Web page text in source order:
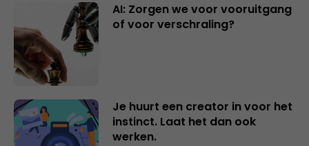
AI: Zorgen we voor vooruitgang
of voor verschraling?
Je huurt een creator in voor het
instinct. Laat het dan ook
werken.